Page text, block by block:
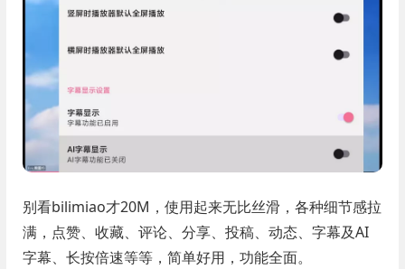
别看bilimiao才20M，使用起来无比丝滑，各种细节感拉
满，点赞、收藏、评论、分享、投稿、动态、字幕及AI
字幕、长按倍速等等，简单好用，功能全面。